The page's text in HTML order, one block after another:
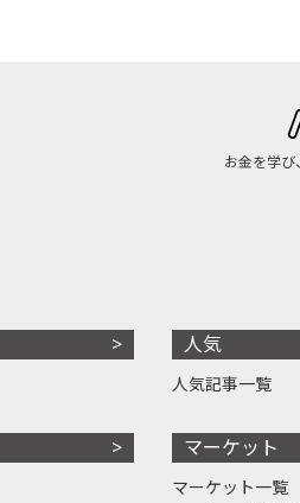
お金を学び
人気
人気記事一覧
マーケット
マーケット一覧